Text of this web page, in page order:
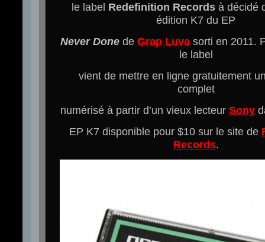
le label Redefinition Recordsà décidé
édition K7 du EP
Never Donede Grap Luvasorti en 2011.
le label
vient de mettre en ligne gratuitement
complet
numérisé à partir d’un vieux lecteur Sony
EP K7 disponible pour $10 sur le site de
Records.